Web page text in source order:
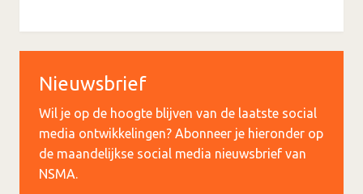
Nieuwsbrief
Wil je op de hoogte blijven van de laatste social
media ontwikkelingen? Abonneer je hieronder op
de maandelijkse social media nieuwsbrief van
NSMA.